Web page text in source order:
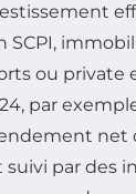
SCPI,
ou private
par
net
par des